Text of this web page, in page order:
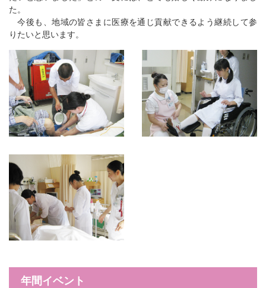
た。
今後も、地域の皆さまに医療を通じ貢献できるよう継続して参
りたいと思います。
年間イベント